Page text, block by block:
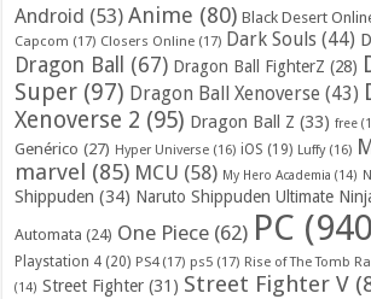
Android (53) Anime (80) Black Desert
Capcom (17) Closers Online (17) Dark Souls (44)
Dragon Ball (67) Dragon Ball FighterZ (28)
Super (97) Dragon Ball Xenoverse (43)
Xenoverse 2 (95) Dragon Ball Z (33) free
Genérico (27) Hyper Universe (16) iOS (19) Luffy(16)
marvel (85) MCU (58) My Hero Academia (14)
Shippuden (34) Naruto Shippuden Ultimate
Automata (24) One Piece (62) PC
Playstation 4 (20) PS4(17) ps5 (17) Rise of The Tomb
(14) Street Fighter (31) Street Fighter V